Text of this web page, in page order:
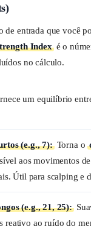
de entrada que você
Indexé o
no cálculo.
um equilíbrio
(e.g., 7):Torna o
aos movimentos
Útil para scalping e
(e.g., 21, 25):
reativo ao ruído do